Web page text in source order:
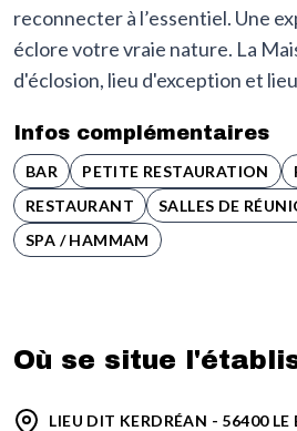
reconnecter à l’essentiel. Une
éclore votre vraie nature. La
d'éclosion, lieu d'exception et
Infos complémentaires
BAR PETITE RESTAURATION
RESTAURANT
SALLES DE
SPA / HAMMAM
Où se situe
LIEU DIT KERDRÉAN - 56400